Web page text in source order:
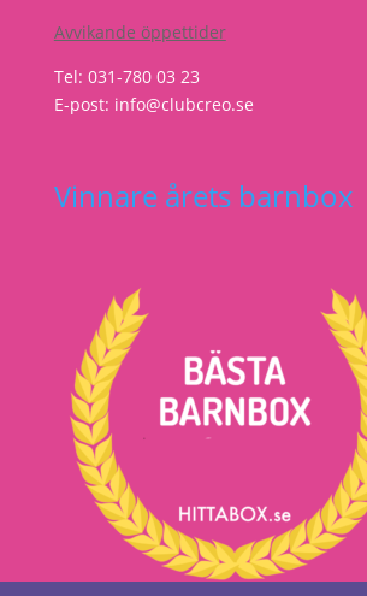
Avvikande öppettider
Tel: 031-780 03 23
E-post: info@clubcreo.se
Vinnare årets barnbox